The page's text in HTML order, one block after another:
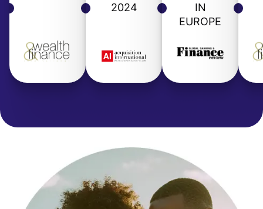
2024
IN
EUROPE